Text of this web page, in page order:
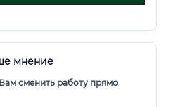
мнение
сменить работу прямо